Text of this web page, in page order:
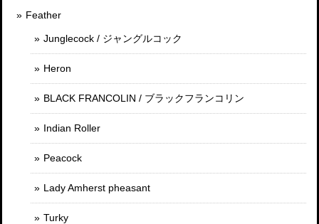
Feather
Junglecock / ジャングルコック
Heron
BLACK FRANCOLIN / ブラックフランコリン
Indian Roller
Peacock
Lady Amherst pheasant
Turky